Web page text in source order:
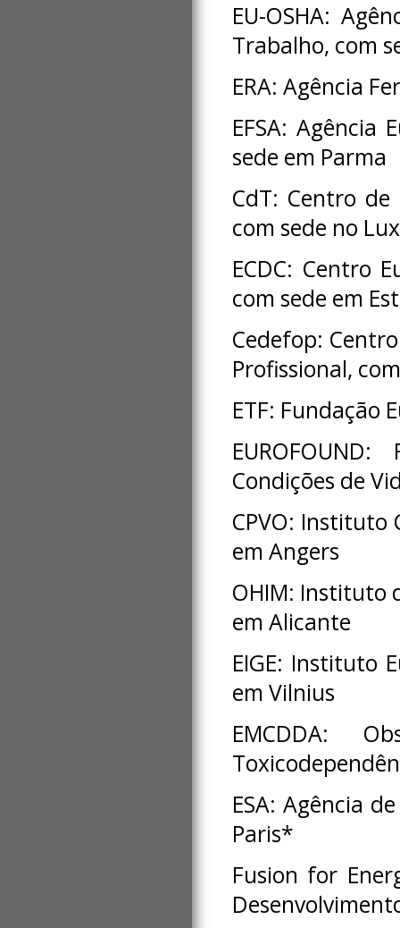
EU-OSHA:
Trabalho, com
ERA: Agência
EFSA: Agência
sede em Parma
CdT: Centro
com sede no
ECDC: Centro
com sede em
Cedefop:
Profissional,
ETF: Fundação
Condições de
CPVO: Instituto
em Angers
OHIM: Instituto
em Alicante
EIGE: Instituto
em Vilnius
EMCDDA:
ESA: Agência
Paris*
Fusion for